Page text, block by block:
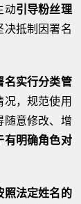
动引导粉丝理
决抵制因署名
名实行分类管
，规范使用
随意修改、增
有明确角色对
照法定姓名的